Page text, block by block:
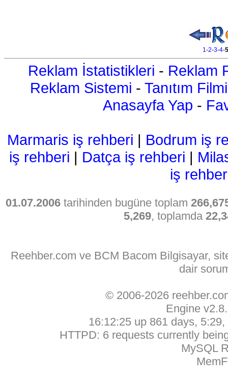
1-2-3-4-5
Reklam İstatistikleri - Reklam
Reklam Sistemi - Tanıtım Filmi
Anasayfa Yap -
Marmaris iş rehberi | Bodrum iş
iş rehberi | Datça iş rehberi |
iş
01.07.2006 tarihinden bugüne toplam
5,269, toplamda
Reehber.com ve BCM Bacom Bilgisayar,
dair
© 2006-2026
Engine
16:12:25 up 861 days,
HTTPD: 6 requests currently
MySQL